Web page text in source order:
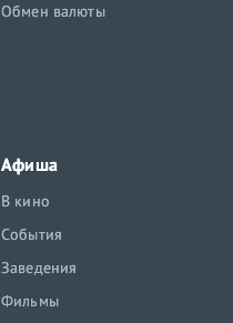
Обмен валюты
Афиша
В кино
События
Заведения
Фильмы